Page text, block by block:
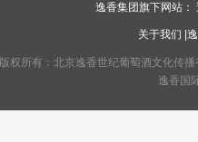
逸香集团旗下网站：
关于我们
版权所有：北京逸香世纪葡萄酒文化传
逸香国